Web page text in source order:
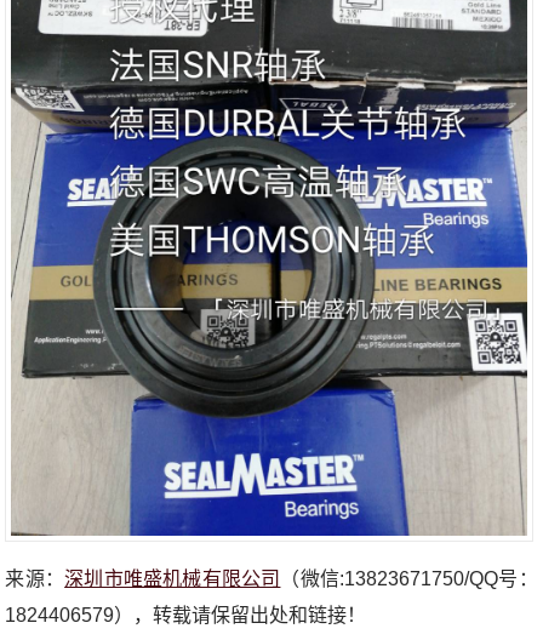
来源：深圳市唯盛机械有限公司
（微信:13823671750/QQ号：
1824406579），转载请保留出处和链接！